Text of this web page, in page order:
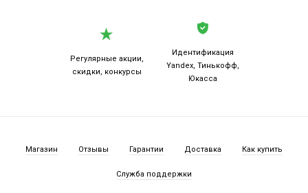
Регулярные акции,
скидки, конкурсы
Идентификация
Yandex, Тинькофф,
Юкасса
Магазин Отзывы Гарантии Доставка Как купить
Служба поддержки